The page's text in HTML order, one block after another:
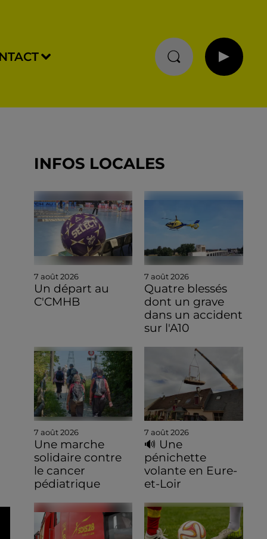
INFOS LOCALES
7 août 2026
Un départ au
C'CMHB
7 août 2026
Quatre blessés
dont un grave
dans un accident
sur l'A10
7 août 2026
Une marche
solidaire contre
le cancer
pédiatrique
7 août 2026
🔊 Une
pénichette
volante en Eure-
et-Loir